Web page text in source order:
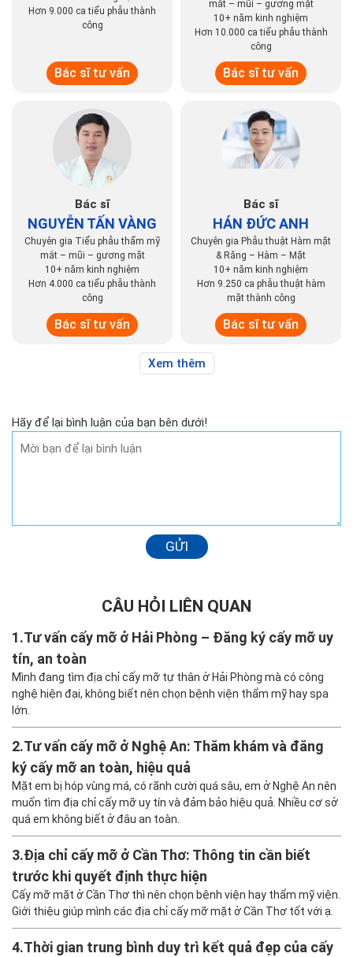
Hơn 9.000 ca tiểu phẫu thành
công
Bác sĩ tư vấn
mắt – mũi – gương mặt
10+ năm kinh nghiệm
Hơn 10.000 ca tiểu phẫu thành
công
Bác sĩ tư vấn
Bác sĩ
NGUYỄN TẤN VÀNG
Chuyên gia Tiểu phẫu thẩm mỹ
mắt – mũi – gương mặt
10+ năm kinh nghiệm
Hơn 4.000 ca tiểu phẫu thành
công
Bác sĩ tư vấn
Bác sĩ
HÁN ĐỨC ANH
Chuyên gia Phẫu thuật Hàm mặt
& Răng – Hàm – Mặt
10+ năm kinh nghiệm
Hơn 9.250 ca phẫu thuật hàm
mặt thành công
Bác sĩ tư vấn
Xem thêm
Hãy để lại bình luận của bạn bên dưới!
GỬI
CÂU HỎI LIÊN QUAN
1.Tư vấn cấy mỡ ở Hải Phòng – Đăng ký cấy mỡ uy
tín, an toàn
Mình đang tìm địa chỉ cấy mỡ tự thân ở Hải Phòng mà có công
nghệ hiện đại, không biết nên chọn bệnh viện thẩm mỹ hay spa
lớn.
2.Tư vấn cấy mỡ ở Nghệ An: Thăm khám và đăng
ký cấy mỡ an toàn, hiệu quả
Mặt em bị hóp vùng má, có rãnh cười quá sâu, em ở Nghệ An nên
muốn tìm địa chỉ cấy mỡ uy tín và đảm bảo hiệu quả. Nhiều cơ sở
quá em không biết ở đâu an toàn.
3.Địa chỉ cấy mỡ ở Cần Thơ: Thông tin cần biết
trước khi quyết định thực hiện
Cấy mỡ mặt ở Cần Thơ thì nên chọn bệnh viện hay thẩm mỹ viện.
Giới thiệu giúp mình các địa chỉ cấy mỡ mặt ở Cần Thơ tốt với ạ.
4.Thời gian trung bình duy trì kết quả đẹp của cấy